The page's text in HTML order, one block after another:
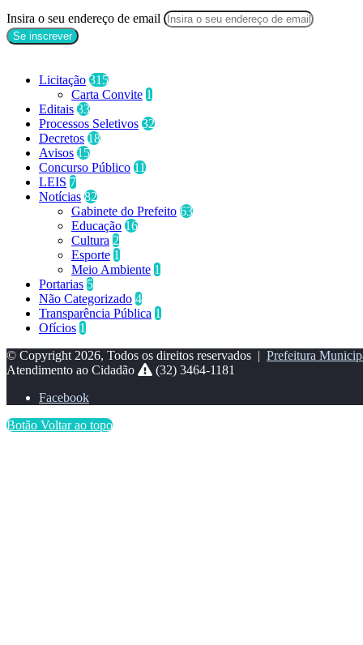
Insira o seu endereço de email
Licitação 315
Carta Convite 1
Editais 33
Processos Seletivos 32
Decretos 18
Avisos 15
Concurso Público 11
LEIS 7
Notícias 82
Gabinete do Prefeito 63
Educação 16
Cultura 2
Esporte 1
Meio Ambiente 1
Portarias 5
Não Categorizado 4
Transparência Pública 1
Ofícios 1
© Copyright 2026, Todos os direitos reservados | Prefeitura
Atendimento ao Cidadão
(32) 3464-1181
Facebook
Botão Voltar ao topo